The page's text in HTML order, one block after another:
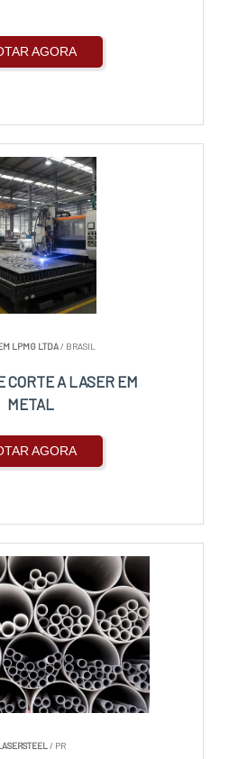
AGORA
LPMG LTDA/ BRASIL
CORTE A LASER EM
METAL
AGORA
/ PR